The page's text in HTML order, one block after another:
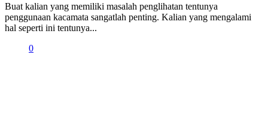
Buat kalian yang memiliki masalah penglihatan tentunya
penggunaan kacamata sangatlah penting. Kalian yang mengalami
hal seperti ini tentunya...
0